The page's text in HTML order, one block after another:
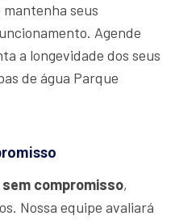
seus
Agende
a longevidade dos seus
de água Parque
compromisso,
Nossa equipe avaliará